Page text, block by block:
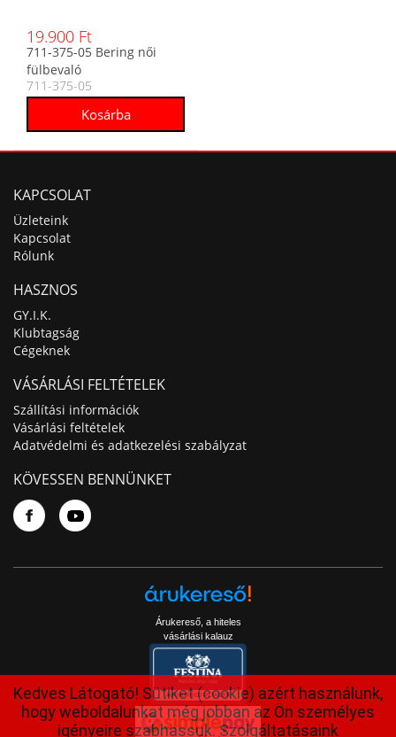
19.900 Ft
711-375-05 Bering női
fülbevaló
711-375-05
KAPCSOLAT
Üzleteink
Kapcsolat
Rólunk
HASZNOS
GY.I.K.
Klubtagság
Cégeknek
VÁSÁRLÁSI FELTÉTELEK
Szállítási információk
Vásárlási feltételek
Adatvédelmi és adatkezelési szabályzat
KÖVESSEN BENNÜNKET
Árukereső, a hiteles
vásárlási kalauz
Kedves Látogató! Sütiket (cookie) azért használunk,
hogy weboldalunkat még jobban az Ön személyes
igényeire szabhassuk. Szolgáltatásaink